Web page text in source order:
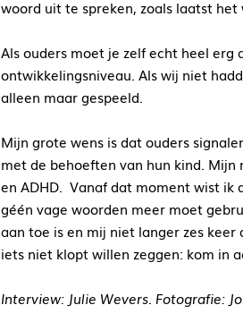
woord uit te spreken, zoals laatst het
Als ouders moet je zelf echt heel
ontwikkelingsniveau. Als wij niet
alleen maar gespeeld.
Mijn grote wens is dat ouders
met de behoeften van hun kind. Mijn
en ADHD. Vanaf dat moment wist
géén vage woorden meer moet
aan toe is en mij niet langer zes
iets niet klopt willen zeggen: kom in
Interview: Julie Wevers. Fotografie: